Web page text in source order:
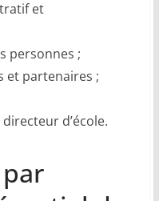
et
personnes ;
et partenaires ;
d’école.